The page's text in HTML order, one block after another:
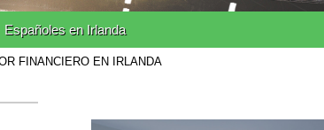
Españoles en Irlanda
FINANCIERO EN IRLANDA